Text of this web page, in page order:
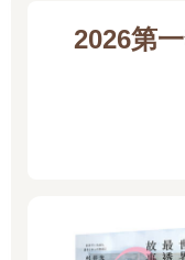
我和阿米的相遇莫非是
果愛心確實存在，那麼
在，表示一切只是一場
「證明我確實遇到阿米
2026第